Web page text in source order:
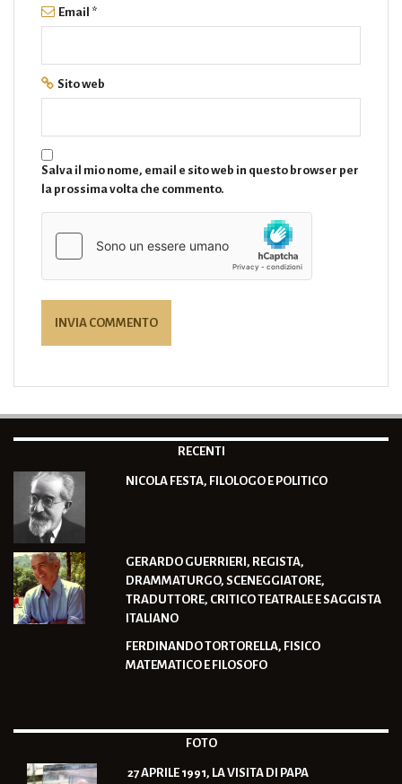
Email *
Sito web
Salva il mio nome, email e sito web in questo browser per
la prossima volta che commento.
RECENTI
NICOLA FESTA, FILOLOGO E POLITICO
GERARDO GUERRIERI, REGISTA,
DRAMMATURGO, SCENEGGIATORE,
TRADUTTORE, CRITICO TEATRALE E SAGGISTA
ITALIANO
FERDINANDO TORTORELLA, FISICO
MATEMATICO E FILOSOFO
FOTO
27 APRILE 1991, LA VISITA DI PAPA